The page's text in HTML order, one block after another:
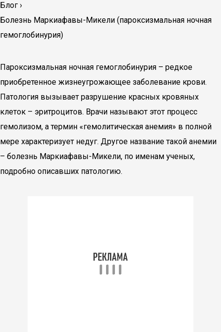
Блог ›
Болезнь Маркиафавы-Микели (пароксизмальная ночная
гемоглобинурия)
Пароксизмальная ночная гемоглобинурия – редкое
приобретенное жизнеугрожающее заболевание крови.
Патология вызывает разрушение красных кровяных
клеток – эритроцитов. Врачи называют этот процесс
гемолизом, а термин «гемолитическая анемия» в полной
мере характеризует недуг. Другое название такой анемии
– болезнь Маркиафавы-Микели, по именам ученых,
подробно описавших патологию.